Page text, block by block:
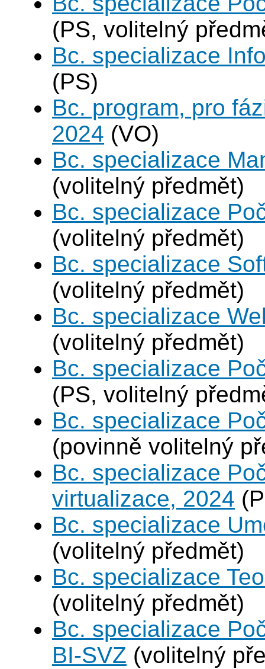
(PS, volitelný
Bc. specializace
(PS)
Bc. program, pro
2024 (VO)
Bc. specializace
(volitelný předmět)
Bc. specializace
(volitelný předmět)
Bc. specializace
(volitelný předmět)
Bc. specializace
(volitelný předmět)
Bc. specializace
(PS, volitelný
Bc. specializace
(povinně volitelný
Bc. specializace
virtualizace, 2024
Bc. specializace
(volitelný předmět)
Bc. specializace
(volitelný předmět)
Bc. specializace
BI-SVZ (volitelný